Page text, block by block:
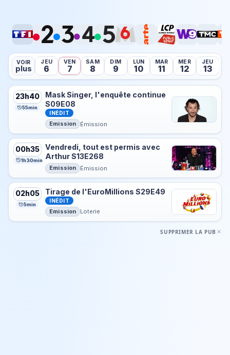
VOIR
plus
JEU
6
VEN
7
SAM
8
DIM
9
LUN
10
MAR
11
MER
12
JEU
13
23h40
55min
Mask Singer, l'enquête continue
S09E08
INÉDIT
Emission Émission
00h35
1h30min
Vendredi, tout est permis avec
Arthur S13E268
Emission Émission
02h05
5min
Tirage de l'EuroMillions S29E49
INÉDIT
Emission Loterie
SUPPRIMER LA PUB